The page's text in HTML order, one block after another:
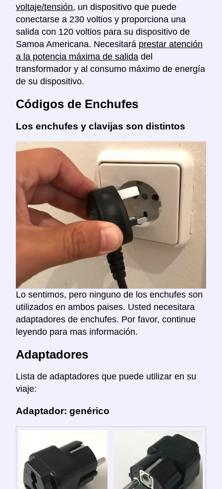
voltaje/tensión, un dispositivo que puede
conectarse a 230 voltios y proporciona una
salida con 120 voltios para su dispositivo de
Samoa Americana. Necesitará prestar atención
a la potencia máxima de salida del
transformador y al consumo máximo de energía
de su dispositivo.
Códigos de Enchufes
Los enchufes y clavijas son distintos
Lo sentimos, pero ninguno de los enchufes son
utilizados en ambos paises. Usted necesitara
adaptadores de enchufes. Por favor, continue
leyendo para mas información.
Adaptadores
Lista de adaptadores que puede utilizar en su
viaje:
Adaptador: genérico